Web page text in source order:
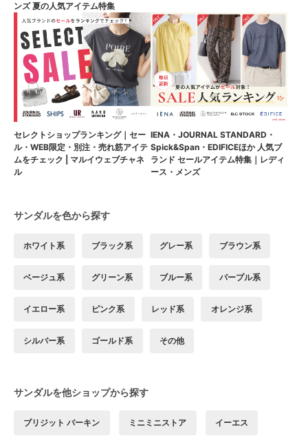
ンズ 夏の人気アイテム特集
セレクトショップランキング｜セー
ル・WEB限定・別注・売れ筋アイテ
ムをチェック | マルイウェブチャネ
ル
IENA・JOURNAL STANDARD・
Spick&Span・EDIFICEほか 人気ブ
ランド セールアイテム特集｜レディ
ース・メンズ
サンダルを色から探す
ホワイト系 ブラック系 グレー系 ブラウン系
ベージュ系 グリーン系 ブルー系 パープル系
イエロー系 ピンク系 レッド系 オレンジ系
シルバー系 ゴールド系 その他
サンダルを他ショップから探す
ブリジット バーキン ミニミニストア イーエス